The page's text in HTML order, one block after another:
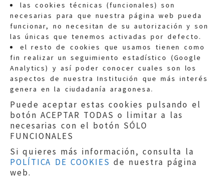
las cookies técnicas (funcionales) son
necesarias para que nuestra página web pueda
funcionar, no necesitan de su autorización y son
las únicas que tenemos activadas por defecto.
el resto de cookies que usamos tienen como
fin realizar un seguimiento estadístico (Google
Analytics) y así poder conocer cuales son los
aspectos de nuestra Institución que más interés
genera en la ciudadanía aragonesa.
Puede aceptar estas cookies pulsando el
botón ACEPTAR TODAS o limitar a las
necesarias con el botón SÓLO
FUNCIONALES
Si quieres más información, consulta la
POLÍTICA DE COOKIES de nuestra página
web.
Quejas:quejas@eljusticiadearagon.es
Información general:
informacion@eljusticiadearagon.es
Teléfonos:900 210 210/
Aviso legal|Política de privacidad|